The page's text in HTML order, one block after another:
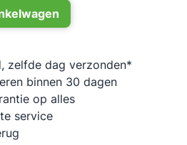
zelfde dag verzonden*
binnen 30 dagen
op alles
service